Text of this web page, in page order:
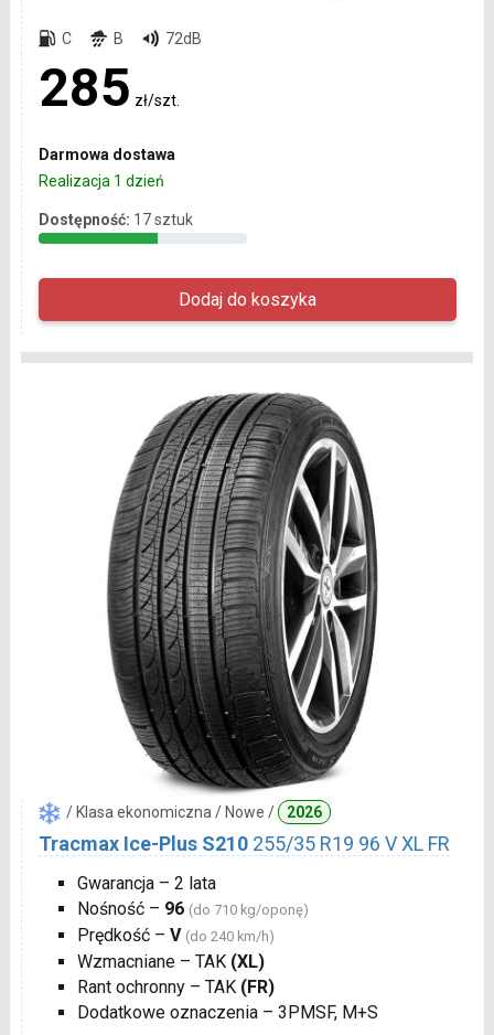
C B 72dB
285 zł/szt.
Darmowa dostawa
Realizacja 1 dzień
Dostępność: 17 sztuk
/ Klasa ekonomiczna / Nowe / 2026
Tracmax Ice-Plus S210 255/35 R19 96 V XL FR
Gwarancja – 2 lata
Nośność – 96 (do 710 kg/oponę)
Prędkość – V (do 240 km/h)
Wzmacniane – TAK (XL)
Rant ochronny – TAK (FR)
Dodatkowe oznaczenia – 3PMSF, M+S